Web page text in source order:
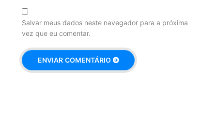
Salvar meus dados neste navegador para a próxima
vez que eu comentar.